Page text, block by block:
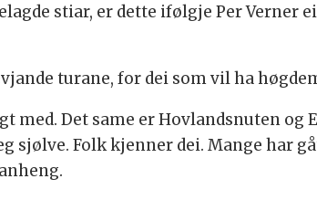
stiar, er dette ifølgje Per Verner
turane, for dei som vil ha
med. Det same er Hovlandsnuten
sjølve. Folk kjenner dei. Mange har